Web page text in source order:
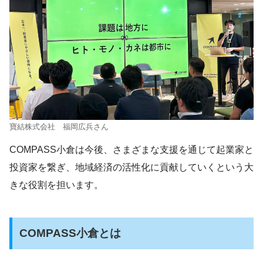
寶結株式会社 福岡広兵さん
COMPASS小倉は今後、さまざまな支援を通じて起業家と
投資家を繋ぎ、地域経済の活性化に貢献していくという大
きな役割を担います。
COMPASS小倉とは